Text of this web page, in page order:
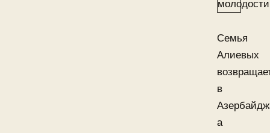
Семья
Алиевых
в
а